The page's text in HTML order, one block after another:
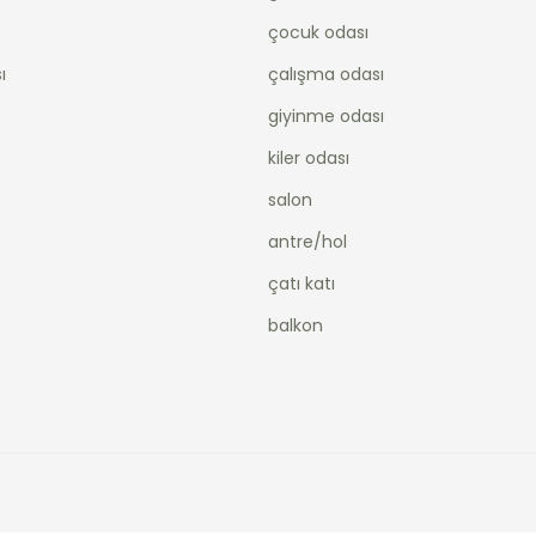
çocuk odası
çalışma odası
giyinme odası
kiler odası
salon
antre/hol
çatı katı
balkon